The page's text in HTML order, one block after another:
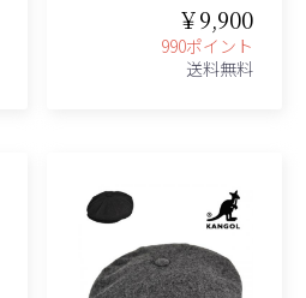
￥9,900
990ポイント
送料無料